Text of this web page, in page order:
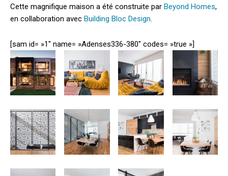
Cette magnifique maison a été construite par Beyond Homes,
en collaboration avec Building Bloc Design.
[sam id= »1″ name= »Adenses336-380″ codes= »true »]